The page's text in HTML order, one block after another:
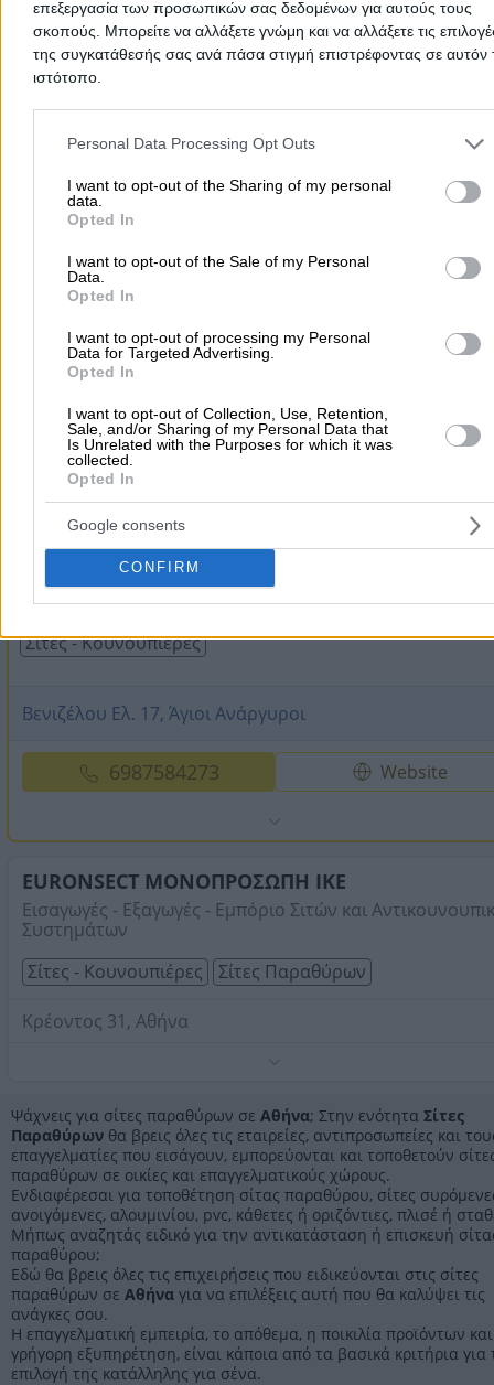
επεξεργασία των προσωπικών σας δεδομένων για αυτούς τους
σκοπούς. Μπορείτε να αλλάξετε γνώμη και να αλλάξετε τις
της συγκατάθεσής σας ανά πάσα στιγμή επιστρέφοντας σε αυτόν
ιστότοπο.
Please note that this website/app uses one or more Google
and may gather and store information including but not limited to
to Google and its third-party tags to use your data for below
purposes in below Google consent section.
Personal Data Processing Opt Outs
I want to opt-out of the Sharing of my personal
data.
Opted In
I want to opt-out of the Sale of my Personal
Data.
Opted In
I want to opt-out of processing my Personal
Data for Targeted Advertising.
Opted In
I want to opt-out of Collection, Use, Retention,
Sale, and/or Sharing of my Personal Data that
Is Unrelated with the Purposes for which it was
collected.
Opted In
Google consents
CONFIRM
ALU PROFESSION
Αλουμινίου & P ...
Αλουμίνια
Πόρτες Ειδικές
Σίτες Παραθύρων
Πρωτοπαπαδάκη 26, Γαλάτσι
ΖΕΚΗΣ ΑΚΗΣ
Σίτες - Κουνουπιέρες - Αντικουνουπικές Σίτες - Σίτες
Παραθύρ ...
Σίτες - Κουνουπιέρες
Βενιζέλου Ελ. 17, Άγιοι Ανάργυροι
6987584273 Website
EURONSECT ΜΟΝΟΠΡΟΣΩΠΗ IKE
Εισαγωγές - Εξαγωγές - Εμπόριο Σιτών και
Συστημάτων
Σίτες - Κουνουπιέρες
Σίτες Παραθύρων
Κρέοντος 31, Αθήνα
Ψάχνεις για σίτες παραθύρων σε Αθήνα; Στην ενότητα Σίτες
Παραθύρων θα βρεις όλες τις εταιρείες, αντιπροσωπείες και
επαγγελματίες που εισάγουν, εμπορεύονται και τοποθετούν
παραθύρων σε οικίες και επαγγελματικούς χώρους.
Ενδιαφέρεσαι για τοποθέτηση σίτας παραθύρου, σίτες
ανοιγόμενες, αλουμινίου, pvc, κάθετες ή οριζόντιες, πλισέ ή
Μήπως αναζητάς ειδικό για την αντικατάσταση ή επισκευή
παραθύρου;
Εδώ θα βρεις όλες τις επιχειρήσεις που ειδικεύονται στις σίτες
παραθύρων σε Αθήνα για να επιλέξεις αυτή που θα καλύψει τις
ανάγκες σου.
Η επαγγελματική εμπειρία, το απόθεμα, η ποικιλία προϊόντων
γρήγορη εξυπηρέτηση, είναι κάποια από τα βασικά κριτήρια για
επιλογή της κατάλληλης για σένα.